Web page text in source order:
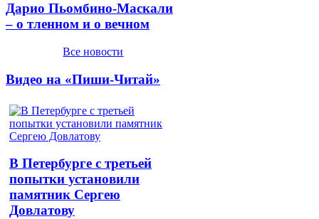
Дарио Пьомбино-Маскали
– о тленном и о вечном
Все новости
Видео на «Пиши-Читай»
В Петербурге с третьей
попытки установили
памятник Сергею
Довлатову